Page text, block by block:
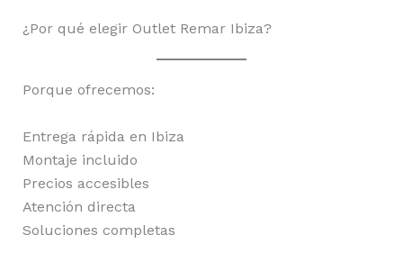
¿Por qué elegir Outlet Remar Ibiza?
Porque ofrecemos:
Entrega rápida en Ibiza
Montaje incluido
Precios accesibles
Atención directa
Soluciones completas